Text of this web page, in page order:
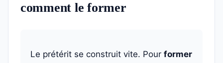
comment le former
Le prétérit se construit vite. Pour former